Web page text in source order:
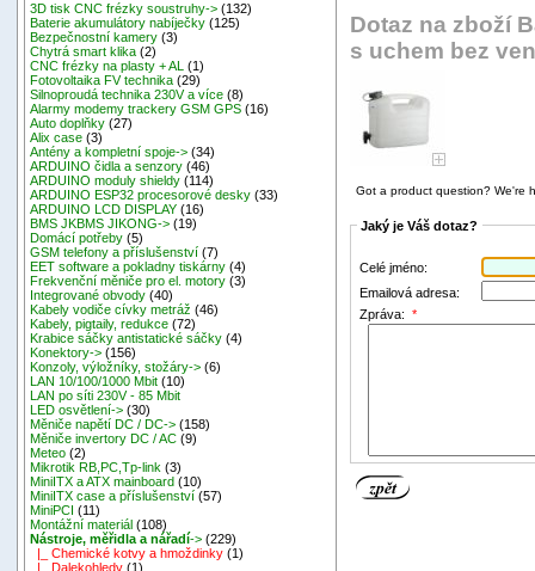
3D tisk CNC frézky soustruhy-> (132)
Baterie akumulátory nabíječky (125)
Bezpečnostní kamery (3)
Chytrá smart klika (2)
CNC frézky na plasty + AL
(1)
Fotovoltaika FV technika (29)
Silnoproudá technika 230V a více (8)
Alarmy modemy trackery GSM GPS (16)
Auto doplňky (27)
Alix case (3)
Antény a kompletní spoje-> (34)
ARDUINO čidla a senzory (46)
ARDUINO moduly shieldy (114)
ARDUINO ESP32 procesorové desky (33)
ARDUINO LCD DISPLAY (16)
BMS JKBMS JIKONG-> (19)
Domácí potřeby (5)
GSM telefony a příslušenství (7)
EET software a pokladny tiskárny (4)
Frekvenční měniče pro el. motory (3)
Integrované obvody (40)
Kabely vodiče cívky metráž (46)
Kabely, pigtaily, redukce (72)
Krabice sáčky antistatické sáčky (4)
Konektory-> (156)
Konzoly, výložníky, stožáry-> (6)
LAN 10/100/1000 Mbit (10)
LAN po síti 230V - 85 Mbit
LED osvětlení-> (30)
Měniče napětí DC / DC-> (158)
Měniče invertory DC / AC (9)
Meteo (2)
Mikrotik RB,PC,Tp-link (3)
MiniITX a ATX mainboard (10)
MiniITX case a příslušenství (57)
MiniPCI (11)
Montážní materiál (108)
Nástroje, měřidla a nářadí-> (229)
|_ Chemické kotvy a hmoždinky (1)
|_ Dalekohledy (1)
Dotaz na zboží
s uchem bez
Got a product question? We're
Jaký je Váš dotaz?
Celé jméno:
Emailová adresa:
Zpráva: *